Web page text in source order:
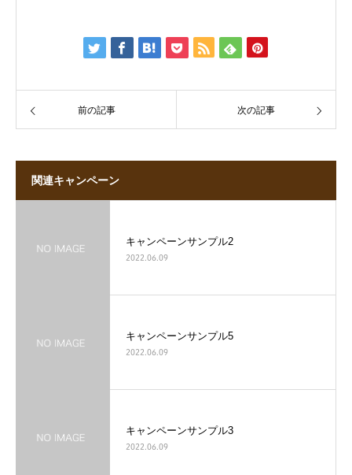
前の記事 次の記事
関連キャンペーン
キャンペーンサンプル2
2022.06.09
キャンペーンサンプル5
2022.06.09
キャンペーンサンプル3
2022.06.09